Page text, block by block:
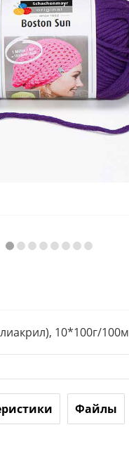
10*100г/100м
Файлы